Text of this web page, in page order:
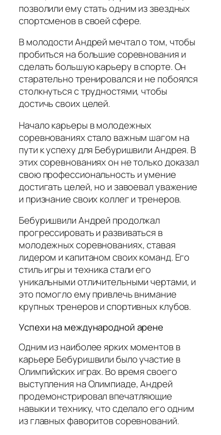
позволили ему стать одним из звездных
спортсменов в своей сфере.
В молодости Андрей мечтал о том, чтобы
пробиться на большие соревнования и
сделать большую карьеру в спорте. Он
старательно тренировался и не побоялся
столкнуться с трудностями, чтобы
достичь своих целей.
Начало карьеры в молодежных
соревнованиях стало важным шагом на
пути к успеху для Бебуришвили Андрея. В
этих соревнованиях он не только доказал
свою профессиональность и умение
достигать целей, но и завоевал уважение
и признание своих коллег и тренеров.
Бебуришвили Андрей продолжал
прогрессировать и развиваться в
молодежных соревнованиях, ставая
лидером и капитаном своих команд. Его
стиль игры и техника стали его
уникальными отличительными чертами, и
это помогло ему привлечь внимание
крупных тренеров и спортивных клубов.
Успехи на международной арене
Одним из наиболее ярких моментов в
карьере Бебуришвили было участие в
Олимпийских играх. Во время своего
выступления на Олимпиаде, Андрей
продемонстрировал впечатляющие
навыки и технику, что сделало его одним
из главных фаворитов соревнований.